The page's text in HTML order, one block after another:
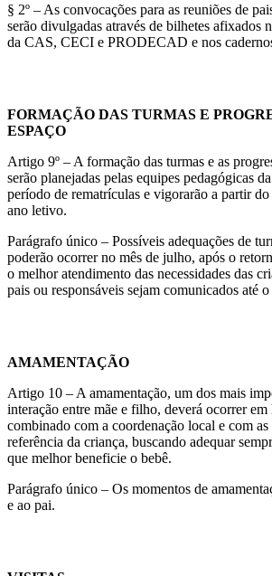
§ 2º – As convocações para as reuniões de
serão divulgadas através de bilhetes afixados
da CAS, CECI e PRODECAD e nos
FORMAÇÃO DAS TURMAS E
ESPAÇO
Artigo 9º – A formação das turmas e as
serão planejadas pelas equipes pedagógicas
período de rematrículas e vigorarão a partir
ano letivo.
Parágrafo único – Possíveis adequações de
poderão ocorrer no mês de julho, após o
o melhor atendimento das necessidades das
pais ou responsáveis sejam comunicados até
AMAMENTAÇÃO
Artigo 10 – A amamentação, um dos mais
interação entre mãe e filho, deverá ocorrer
combinado com a coordenação local e com as
referência da criança, buscando adequar
que melhor beneficie o bebê.
Parágrafo único – Os momentos de
e ao pai.